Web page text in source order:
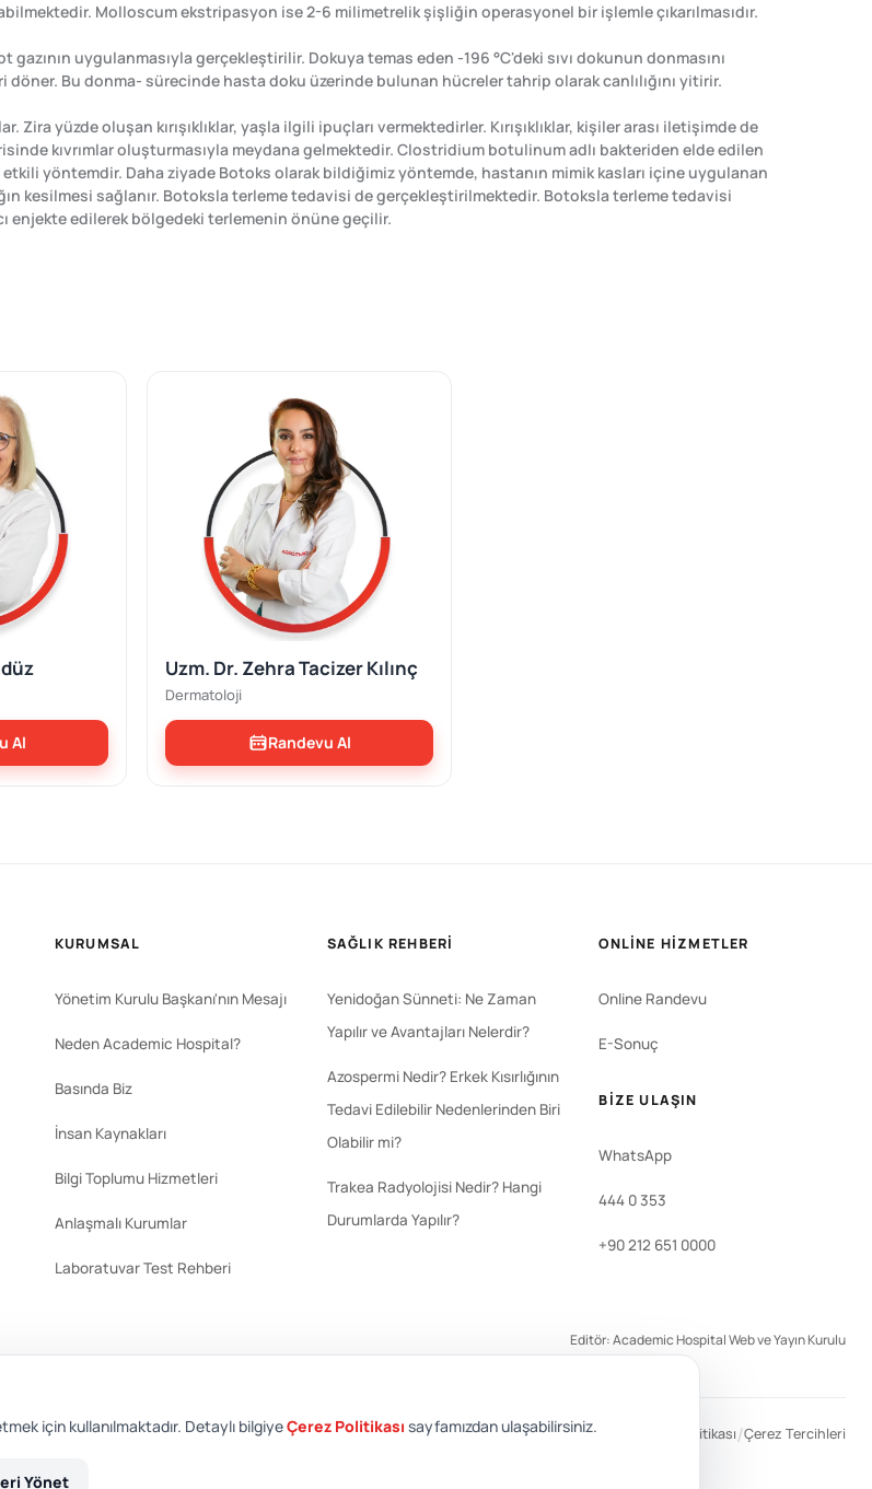
Molloscum ekstripasyon ise 2-6 milimetrelik şişliğin operasyonel bir işlemle çıkarılmasıdır.
uygulanmasıyla gerçekleştirilir. Dokuya temas eden -196 °C'deki sıvı dokunun donmasını
döner. Bu donma- sürecinde hasta doku üzerinde bulunan hücreler tahrip olarak canlılığını yitirir.
Zira yüzde oluşan kırışıklıklar, yaşla ilgili ipuçları vermektedirler. Kırışıklıklar, kişiler arası iletişimde de
kıvrımlar oluşturmasıyla meydana gelmektedir. Clostridium botulinum adlı bakteriden elde edilen
etkili yöntemdir. Daha ziyade Botoks olarak bildiğimiz yöntemde, hastanın mimik kasları içine uygulanan
kesilmesi sağlanır. Botoksla terleme tedavisi de gerçekleştirilmektedir. Botoksla terleme tedavisi
enjekte edilerek bölgedeki terlemenin önüne geçilir.
Al
Uzm. Dr. Zehra Tacizer Kılınç
Dermatoloji
Randevu Al
KURUMSAL
Yönetim Kurulu Başkanı'nın Mesajı
Neden Academic Hospital?
Basında Biz
İnsan Kaynakları
Bilgi Toplumu Hizmetleri
Anlaşmalı Kurumlar
Laboratuvar Test Rehberi
SAĞLIK REHBERI
Yenidoğan Sünneti: Ne Zaman
Yapılır ve Avantajları Nelerdir?
Azospermi Nedir? Erkek Kısırlığının
Tedavi Edilebilir Nedenlerinden Biri
Olabilir mi?
Trakea Radyolojisi Nedir? Hangi
Durumlarda Yapılır?
ONLINE HIZMETLER
Online Randevu
E-Sonuç
BIZE ULAŞIN
WhatsApp
444 0 353
+90 212 651 0000
Editör: Academic Hospital Web ve Yayın Kurulu
KVKK/Gizlilik Politikası Çerez Politikası/Çerez Tercihleri
için kullanılmaktadır. Detaylı bilgiyeÇerez Politikası sayfamızdan ulaşabilirsiniz.
Yönet